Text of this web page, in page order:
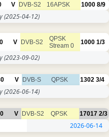
V DVB-S2 16APSK 1000 8/9
(2025-04-12)
V DVB-S2
QPSK
Stream 0
1000 1/3
(2023-09-02)
V DVB-S QPSK 1302 3/4
(2026-06-14)
V DVB-S2 QPSK 17017 2/3
2026-06-14